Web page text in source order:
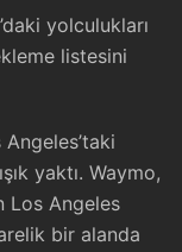
yolculukları
listesini
Angeles’taki
yaktı. Waymo,
Los Angeles
bir alanda